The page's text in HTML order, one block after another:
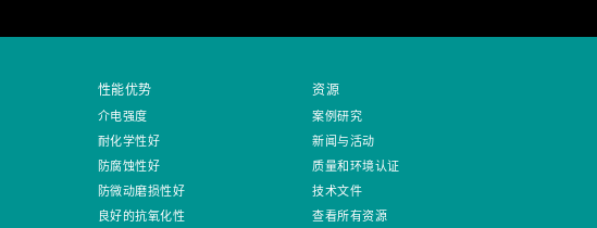
性能优势
介电强度
耐化学性好
防腐蚀性好
防微动磨损性好
良好的抗氧化性
资源
案例研究
新闻与活动
质量和环境认证
技术文件
查看所有资源